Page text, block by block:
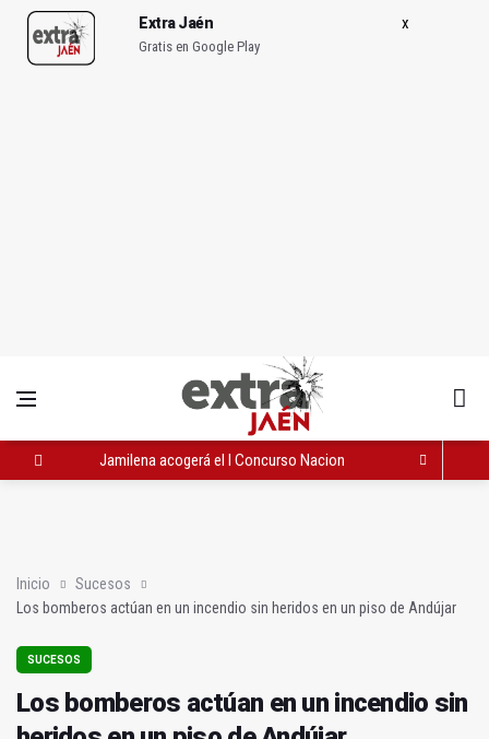
Extra Jaén
Gratis en Google Play
Jamilena acogerá el I Concurso Nacional de Trompa y Piano
Inicio
Sucesos
Los bomberos actúan en un incendio sin heridos en un piso de Andújar
SUCESOS
Los bomberos actúan en un incendio sin